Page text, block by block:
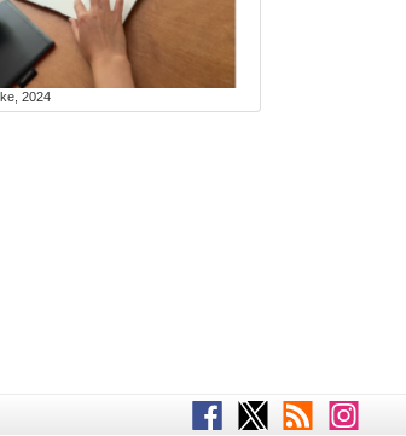
2024
Facebook
TwitterRSS